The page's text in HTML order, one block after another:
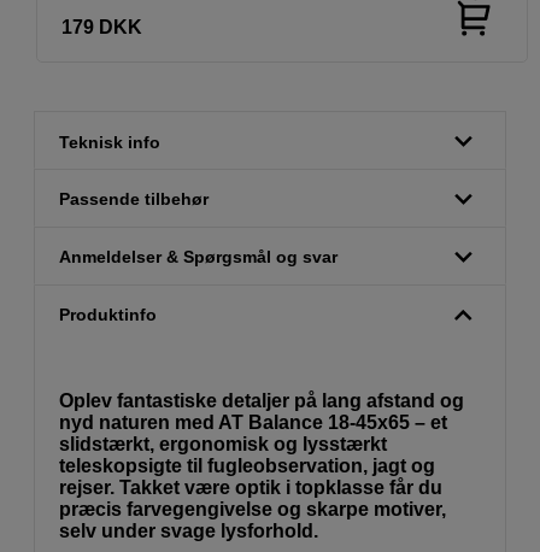
179 DKK
Teknisk info
Passende tilbehør
Anmeldelser & Spørgsmål og svar
Produktinfo
Oplev fantastiske detaljer på lang afstand og
nyd naturen med AT Balance 18-45x65 – et
slidstærkt, ergonomisk og lysstærkt
teleskopsigte til fugleobservation, jagt og
rejser. Takket være optik i topklasse får du
præcis farvegengivelse og skarpe motiver,
selv under svage lysforhold.